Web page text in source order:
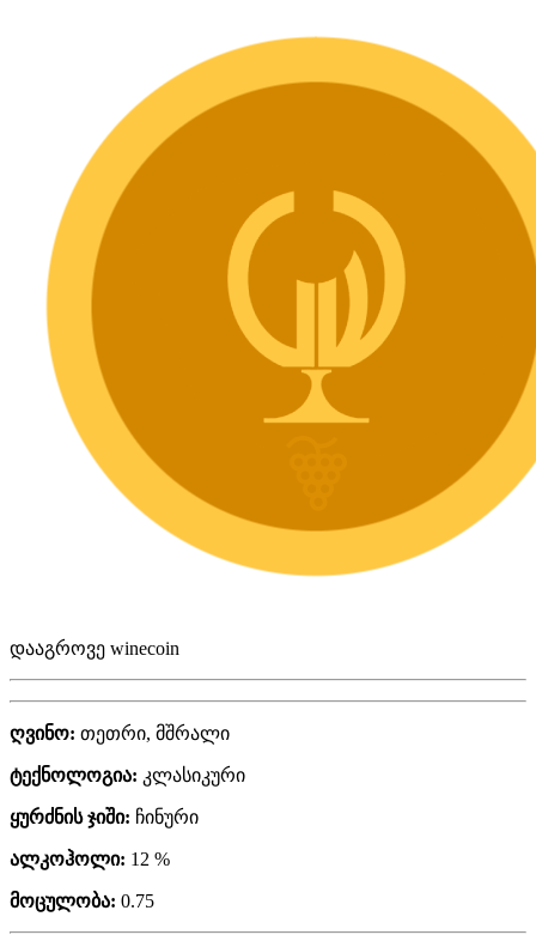
დააგროვე winecoin
ღვინო: თეთრი, მშრალი
ტექნოლოგია: კლასიკური
ყურძნის ჯიში: ჩინური
ალკოჰოლი: 12 %
მოცულობა: 0.75